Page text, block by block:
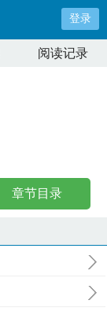
登录
阅读记录
章节目录